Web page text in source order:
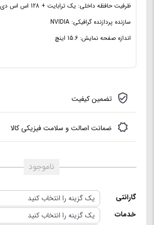
ظرفیت حافظه داخلی: یک ترابایت + 128 اس اس دی
سازنده پردازنده گرافیکی: NVIDIA
اندازه صفحه نمایش: 15.6 اینچ
تضمین کیفیت
ضمانت اصالت و سلامت فیزیکی کالا
ناموجود
گارانتی
خدمات